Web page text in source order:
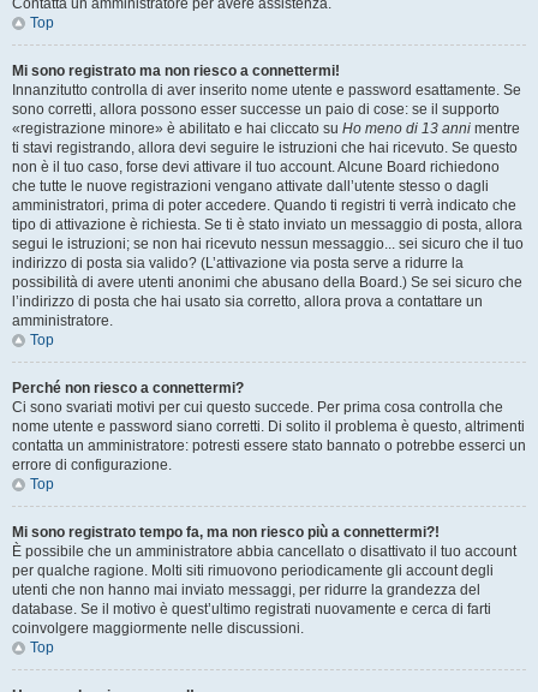
Contatta un amministratore per avere assistenza.
Top
Mi sono registrato ma non riesco a connettermi!
Innanzitutto controlla di aver inserito nome utente e password esattamente. Se
sono corretti, allora possono esser successe un paio di cose: se il supporto
«registrazione minore» è abilitato e hai cliccato su Ho meno di 13 anni mentre
ti stavi registrando, allora devi seguire le istruzioni che hai ricevuto. Se questo
non è il tuo caso, forse devi attivare il tuo account. Alcune Board richiedono
che tutte le nuove registrazioni vengano attivate dall’utente stesso o dagli
amministratori, prima di poter accedere. Quando ti registri ti verrà indicato che
tipo di attivazione è richiesta. Se ti è stato inviato un messaggio di posta, allora
segui le istruzioni; se non hai ricevuto nessun messaggio... sei sicuro che il tuo
indirizzo di posta sia valido? (L’attivazione via posta serve a ridurre la
possibilità di avere utenti anonimi che abusano della Board.) Se sei sicuro che
l’indirizzo di posta che hai usato sia corretto, allora prova a contattare un
amministratore.
Top
Perché non riesco a connettermi?
Ci sono svariati motivi per cui questo succede. Per prima cosa controlla che
nome utente e password siano corretti. Di solito il problema è questo, altrimenti
contatta un amministratore: potresti essere stato bannato o potrebbe esserci un
errore di configurazione.
Top
Mi sono registrato tempo fa, ma non riesco più a connettermi?!
È possibile che un amministratore abbia cancellato o disattivato il tuo account
per qualche ragione. Molti siti rimuovono periodicamente gli account degli
utenti che non hanno mai inviato messaggi, per ridurre la grandezza del
database. Se il motivo è quest’ultimo registrati nuovamente e cerca di farti
coinvolgere maggiormente nelle discussioni.
Top